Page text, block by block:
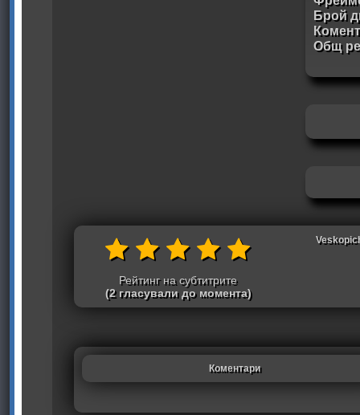
Брой
Общ
Рейтинг на субтитрите
(2 гласували до момента)
Коментари